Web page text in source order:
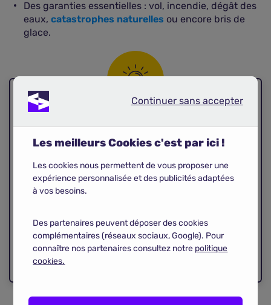
Des garanties essentielles : vol, incendie, dégât des
eaux, catastrophes naturelles ou encore bris de
glace.
Bon à savoir !
Si vous habitez plus de 6 mois par an dans votre
caravane, certains assureurs peuvent vous
demander desouscrire un contrat de type mobil-
home. À l'inverse, si vous êtes en circulation
l'usage intensif de votre caravane : cela
influencera les garanties proposées et leur niveau
de couverture.
Continuer sans accepter
Les meilleurs Cookies c'est par ici !
Les cookies nous permettent de vous proposer une
expérience personnalisée et des publicités adaptées
à vos besoins.
Des partenaires peuvent déposer des cookies
complémentaires (réseaux sociaux, Google). Pour
connaître nos partenaires consultez notre politique
cookies.
Continuer sans accepter